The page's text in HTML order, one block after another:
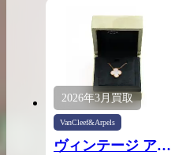
LINE査定
2026年3月買取
VanCleef&Arpels
ヴィンテージ アル